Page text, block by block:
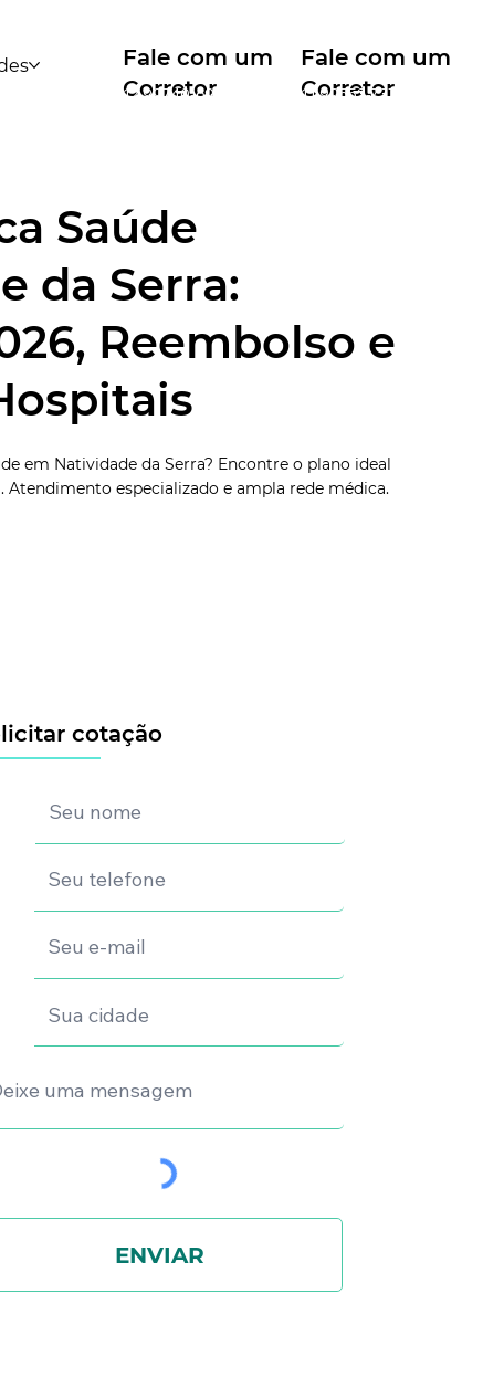
Fale com um
Corretor
11 99553-7374
Fale com um
Corretor
12 99740-6958
Saúde
da Serra:
Reembolso e
em Natividade da Serra? Encontre o plano ideal
Atendimento especializado e ampla rede médica.
cotação
ENVIAR